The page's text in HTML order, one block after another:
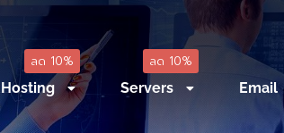
ลด 10%
Hosting
ลด 10%
Servers
Email